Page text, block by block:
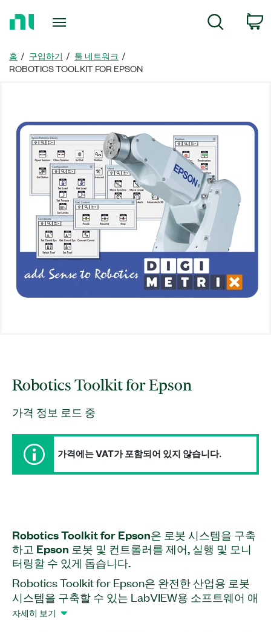
홈 구입하기
툴 네트워크
ROBOTICS TOOLKIT FOR EPSON
Robotics Toolkit for Epson
가격 정보 로드 중
가격에는 VAT가 포함되어 있지 않습니다.
Robotics Toolkit for Epson은 로봇 시스템을 구축
하고 Epson 로봇 및 컨트롤러를 제어, 실행 및 모니
터링할 수 있게 돕습니다.
Robotics Toolkit for Epson은 완전한 산업용 로봇
시스템을 구축할 수 있는 LabVIEW용 소프트웨어 애
드온입니다. 이 애드온은 복잡한 로봇 프로그래밍에
자세히 보기